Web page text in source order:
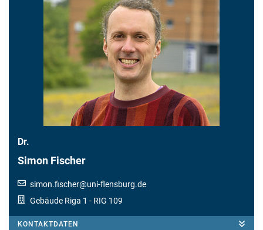
Dr.
Simon Fischer
simon.fischer@uni-flensburg.de
Gebäude Riga 1 - RIG 109
KONTAKTDATEN